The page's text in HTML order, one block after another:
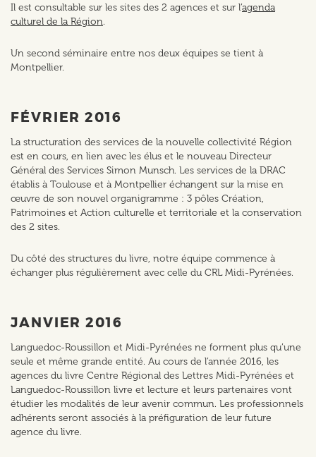
Il est consultable sur les sites des 2 agences et sur l’agenda
culturel de la Région.
Un second séminaire entre nos deux équipes se tient à
Montpellier.
FÉVRIER 2016
La structuration des services de la nouvelle collectivité Région
est en cours, en lien avec les élus et le nouveau Directeur
Général des Services Simon Munsch. Les services de la DRAC
établis à Toulouse et à Montpellier échangent sur la mise en
œuvre de son nouvel organigramme : 3 pôles Création,
Patrimoines et Action culturelle et territoriale et la conservation
des 2 sites.
Du côté des structures du livre, notre équipe commence à
échanger plus régulièrement avec celle du CRL Midi-Pyrénées.
JANVIER 2016
Languedoc-Roussillon et Midi-Pyrénées ne forment plus qu’une
seule et même grande entité. Au cours de l’année 2016, les
agences du livre Centre Régional des Lettres Midi-Pyrénées et
Languedoc-Roussillon livre et lecture et leurs partenaires vont
étudier les modalités de leur avenir commun. Les professionnels
adhérents seront associés à la préfiguration de leur future
agence du livre.